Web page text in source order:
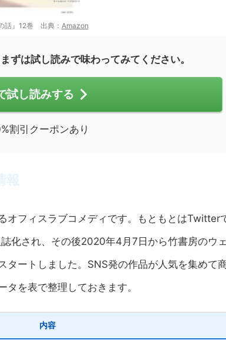
話』12巻 出典： Amazon
ずは試し読みで味わってみてください。
試し読みする
割引クーポンあり
報
オフィスラブコメディです。もともとはTwitter
化され、その後2020年4月7日から竹書房のウ
タートしました。SNS発の作品が人気を集めて
を表で整理しておきます。
内容